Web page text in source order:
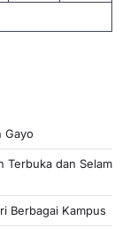
Gayo
Terbuka dan Selam
Berbagai Kampus